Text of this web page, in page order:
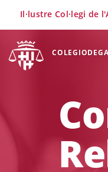
COLEGIO
Il·lustre Col·legi de